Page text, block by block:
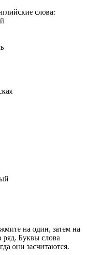
слова:
на один, затем на
Буквы слова
они засчитаются.